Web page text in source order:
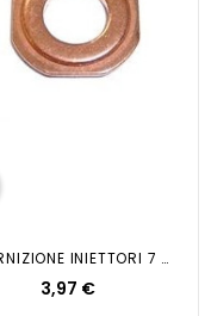
GUARNIZIONE INIETTORI 7 9X15...
3,97 €